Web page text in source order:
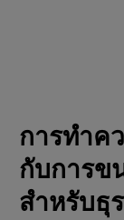
การทำค
กับการข
สำหรับธุ